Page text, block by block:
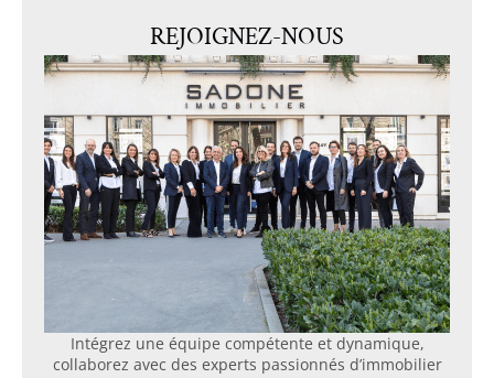
REJOIGNEZ-NOUS
Intégrez une équipe compétente et dynamique,
collaborez avec des experts passionnés d’immobilier